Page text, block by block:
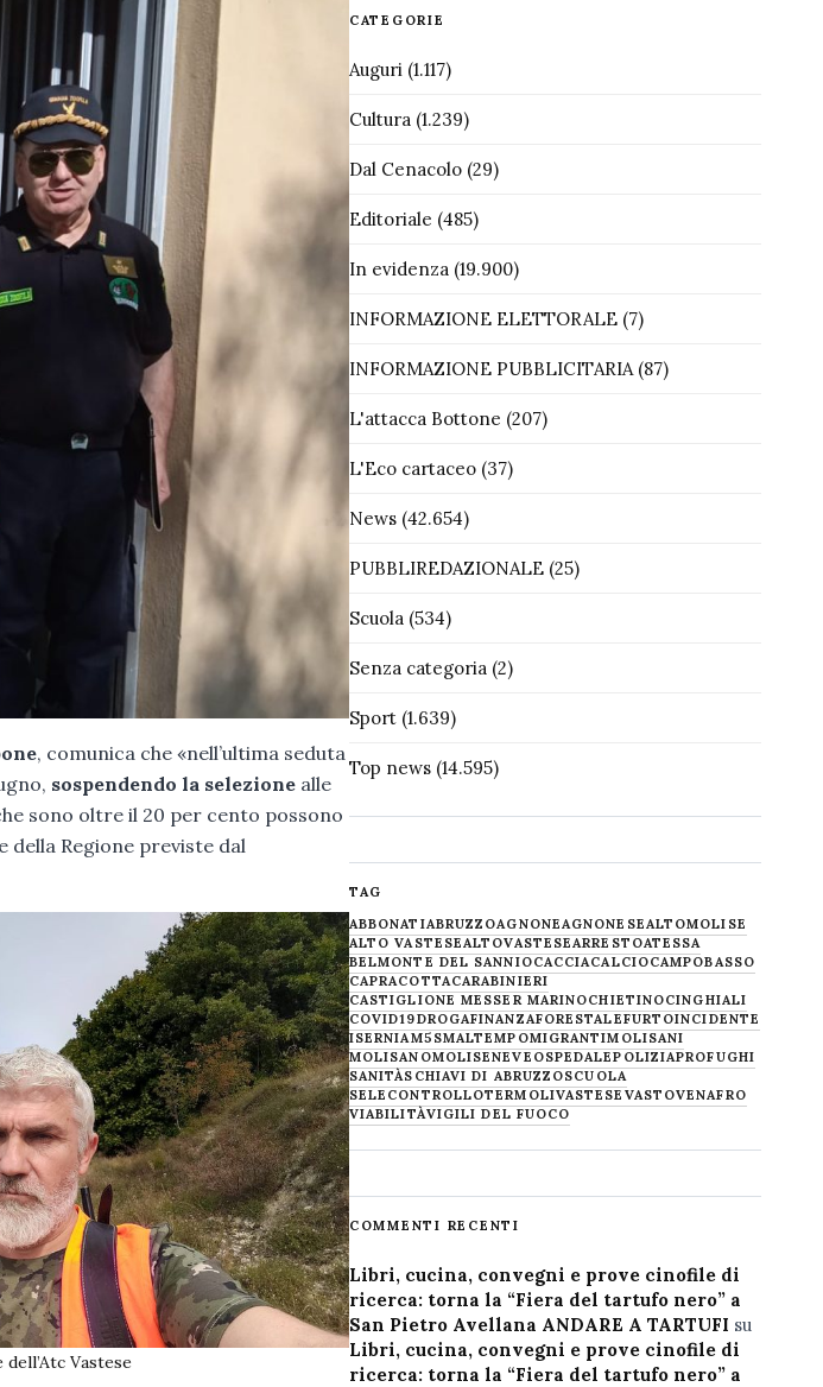
, comunica che «nell’ultima seduta
sospendendo la selezione alle
sono oltre il 20 per cento possono
Regione previste dal
Vastese
CATEGORIE
Auguri(1.117)
Cultura(1.239)
Dal Cenacolo(29)
Editoriale (485)
In evidenza(19.900)
INFORMAZIONE ELETTORALE(7)
INFORMAZIONE PUBBLICITARIA(87)
L'attacca Bottone (207)
L'Eco cartaceo(37)
News(42.654)
PUBBLIREDAZIONALE(25)
Scuola(534)
Senza categoria(2)
Sport(1.639)
Top news(14.595)
TAG
ABBONATIABRUZZOAGNONEAGNONESEALTOMOLISE
ALTO VASTESEALTOVASTESEARRESTOATESSA
BELMONTE DEL SANNIOCACCIACALCIOCAMPOBASSO
CAPRACOTTACARABINIERI
CASTIGLIONE MESSER MARINOCHIETINOCINGHIALI
COVID19DROGAFINANZAFORESTALEFURTOINCIDENTE
ISERNIAM5SMALTEMPOMIGRANTIMOLISANI
MOLISANOMOLISENEVE OSPEDALEPOLIZIAPROFUGHI
SANITÀSCHIAVI DI ABRUZZOSCUOLA
SELECONTROLLOTERMOLIVASTESE VASTOVENAFRO
VIABILITÀVIGILI DEL FUOCO
COMMENTI RECENTI
Libri, cucina, convegni e prove cinofile di
ricerca: torna la “Fiera del tartufo nero” a
San Pietro Avellana ANDARE A TARTUFI su
Libri, cucina, convegni e prove cinofile di
ricerca: torna la “Fiera del tartufo nero” a